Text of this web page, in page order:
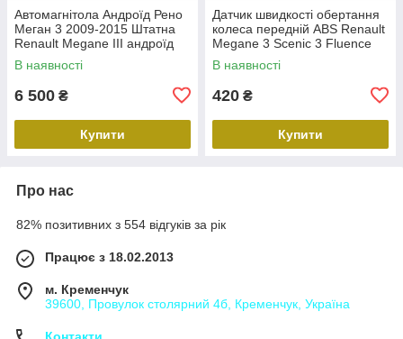
Автомагнітола Андроїд Рено
Меган 3 2009-2015 Штатна
Renault Megane III андроїд
10.0 1G RAM 16Gb ROM Wi-
Fi камера
В наявності
6 500 ₴
Купити
Датчик швидкості обертання
колеса передній ABS Renault
Megane 3 Scenic 3 Fluence
Duster Датчик ABS передній
Рено Меган 3 479109155
В наявності
420 ₴
Купити
Про нас
82% позитивних з 554 відгуків за рік
Працює з 18.02.2013
м. Кременчук
39600, Провулок столярний 4б, Кременчук, Україна